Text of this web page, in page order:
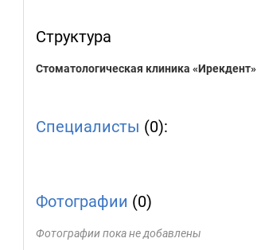
Структура
Стоматологическая клиника «Ирекдент»
Специалисты (0):
Фотографии (0)
Фотографии пока не добавлены